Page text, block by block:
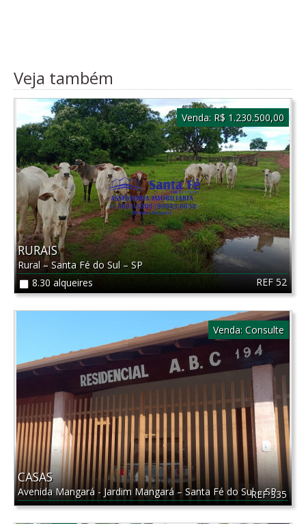
Veja também
REF 52
RURAIS
Rural –Santa Fé do Sul –SP
8.30 alqueires
Venda: R$ 1.230.500,00
REF 335
CASAS
Avenida Mangará - Jardim Mangará –Santa Fé do Sul–SP
Venda: Consulte